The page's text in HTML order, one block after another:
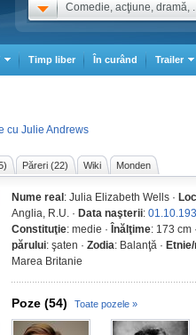
Comedie, acţiune, dramă,
Timp liber În curând Trailer
cu Julie Andrews
Păreri (22) Wiki Monden
Nume real : Julia Elizabeth Wells ·
Anglia, R.U. · Data naşterii:
Constituţie: medie · Înălţime: 173 cm ·
părului: şaten · Zodia: Balanţă ·
Marea Britanie
Poze (54) Toate pozele »